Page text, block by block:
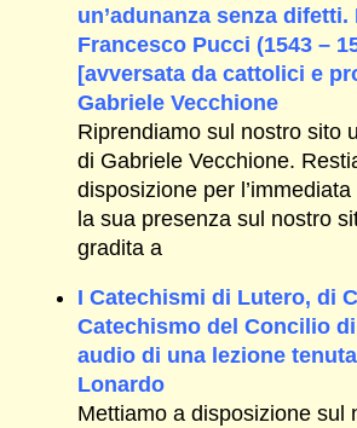
un’adunanza senza difetti.
Francesco Pucci (1543 –
[avversata da cattolici e
Gabriele Vecchione
Riprendiamo sul nostro sito
di Gabriele Vecchione.
disposizione per
la sua presenza sul nostro
gradita a
I Catechismi di Lutero, di
Catechismo del Concilio
audio di una lezione
Lonardo
Mettiamo a disposizione sul